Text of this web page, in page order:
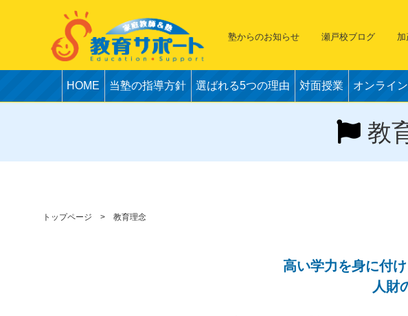
塾からのお知らせ 瀬戸校ブログ
HOME 当塾の指導方針 選ばれる5つの理由 対面授業 オンライ
教
トップページ 教育理念
高い学力を身に付け
人財